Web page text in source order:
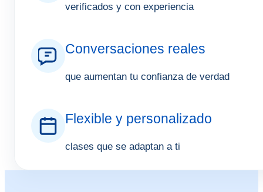
verificados y con experiencia
Conversaciones reales
que aumentan tu confianza de verdad
Flexible y personalizado
clases que se adaptan a ti